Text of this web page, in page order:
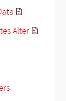
Alter